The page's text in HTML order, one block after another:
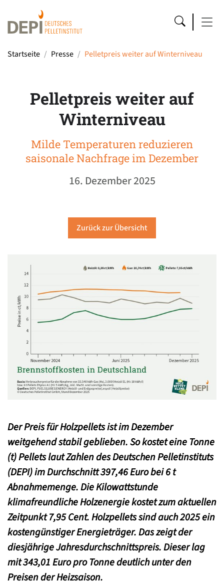
Startseite Presse Pelletpreis weiter auf Winterniveau
Pelletpreis weiter auf
Winterniveau
Milde Temperaturen reduzieren
saisonale Nachfrage im Dezember
16. Dezember 2025
Zurück zur Übersicht
Der Preis für Holzpellets ist im Dezember
weitgehend stabil geblieben. So kostet eine Tonne
(t) Pellets laut Zahlen des Deutschen Pelletinstituts
(DEPI) im Durchschnitt 397,46 Euro bei 6 t
Abnahmemenge. Die Kilowattstunde
klimafreundliche Holzenergie kostet zum aktuellen
Zeitpunkt 7,95 Cent. Holzpellets sind auch 2025 ein
kostengünstiger Energieträger. Das zeigt der
diesjährige Jahresdurchschnittspreis. Dieser lag
mit 343,01 Euro pro Tonne deutlich unter den
Preisen der Heizsaison.